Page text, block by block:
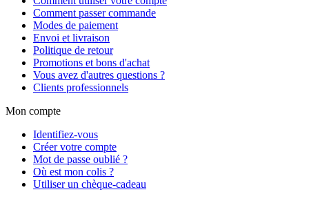
Comment passer commande
Modes de paiement
Envoi et livraison
Politique de retour
Promotions et bons d'achat
Vous avez d'autres questions ?
Clients professionnels
Mon compte
Identifiez-vous
Créer votre compte
Mot de passe oublié ?
Où est mon colis ?
Utiliser un chèque-cadeau